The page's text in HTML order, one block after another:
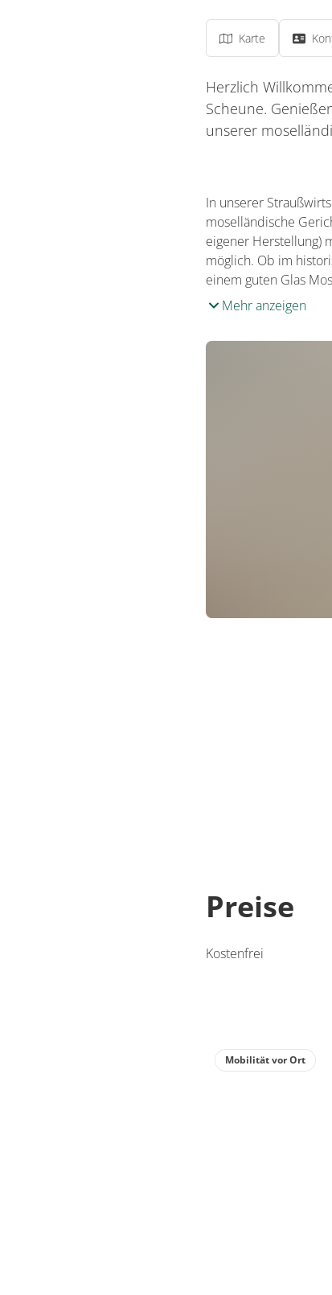
Karte
Herzlich
Scheune.
unserer
In unserer
moselländische
eigener Herstellung)
möglich. Ob im
einem guten Glas
Mehr anzeigen
Preise
Kostenfrei
Mobilität vor Ort